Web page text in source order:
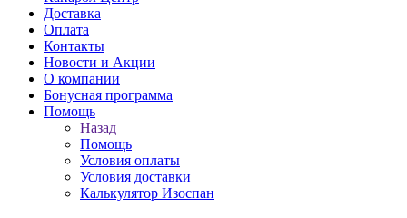
Доставка
Оплата
Контакты
Новости и Акции
О компании
Бонусная программа
Помощь
Назад
Помощь
Условия оплаты
Условия доставки
Калькулятор Изоспан